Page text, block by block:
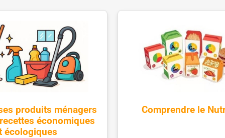
produits ménagers
économiques
écologiques
Comprendre le